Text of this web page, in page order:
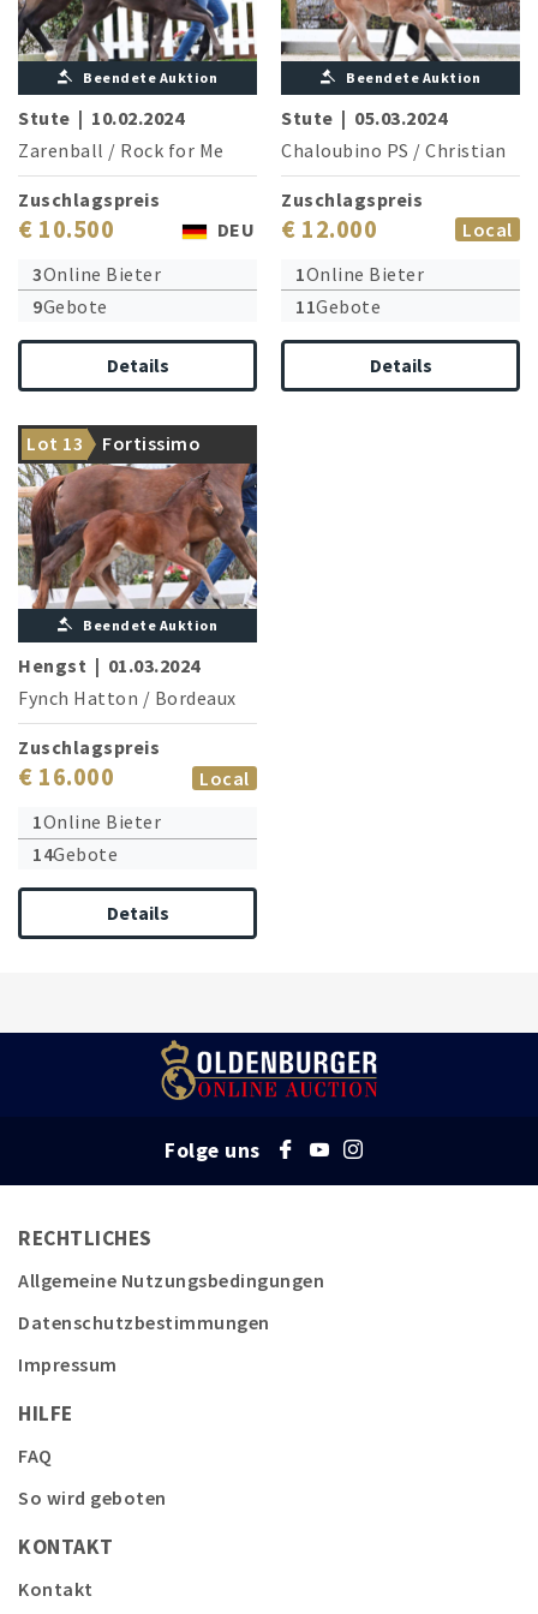
Beendete Auktion
Stute | 10.02.2024
Zarenball / Rock for Me
Zuschlagspreis
€ 10.500
DEU
3Online Bieter
9Gebote
Details
Beendete Auktion
Stute | 05.03.2024
Chaloubino PS / Christian
Zuschlagspreis
€ 12.000
Local
1Online Bieter
11Gebote
Details
Lot 13 Fortissimo
Ebenbild seines umjubelten
Vaters Fynch Hatton!
Beendete Auktion
Hengst | 01.03.2024
Fynch Hatton / Bordeaux
Zuschlagspreis
€ 16.000
Local
1Online Bieter
14Gebote
Details
Folge uns
RECHTLICHES
Allgemeine Nutzungsbedingungen
Datenschutzbestimmungen
Impressum
HILFE
FAQ
So wird geboten
KONTAKT
Kontakt